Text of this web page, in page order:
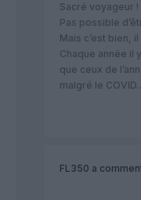
Sacré voyageur !
Pas possible
Mais c’est bien,
Chaque année il
que ceux de
malgré le
FL350 a